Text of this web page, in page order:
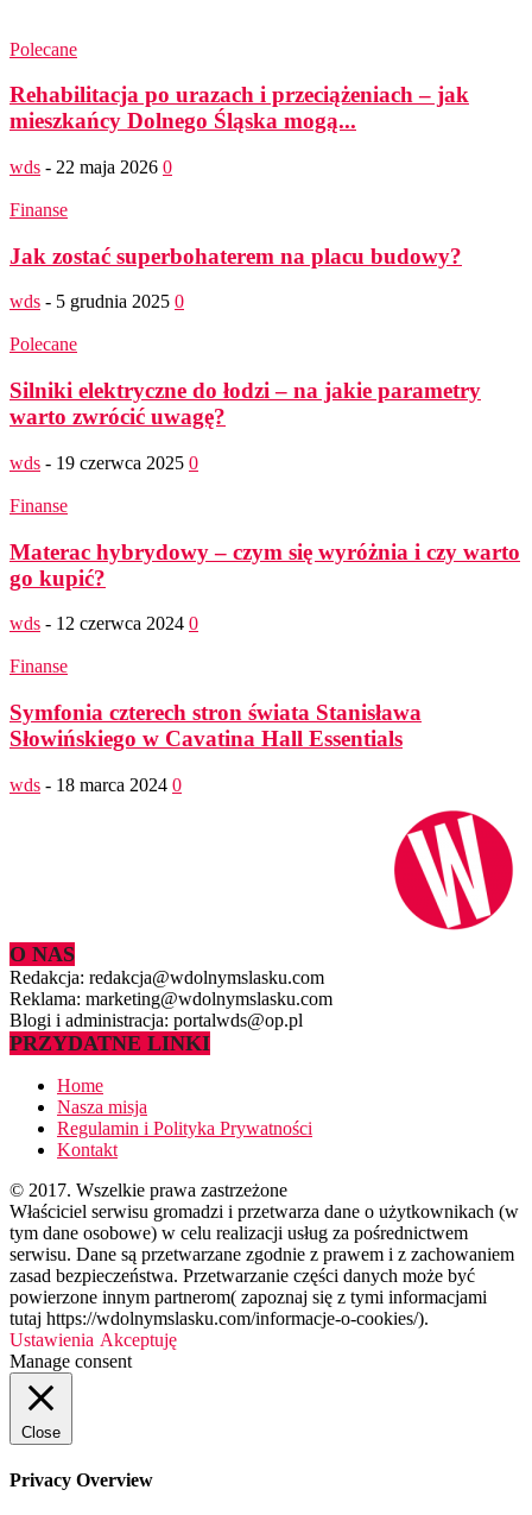
Polecane
Rehabilitacja po urazach i przeciążeniach – jak
mieszkańcy Dolnego Śląska mogą...
wds - 22 maja 2026 0
Finanse
Jak zostać superbohaterem na placu budowy?
wds - 5 grudnia 2025 0
Polecane
Silniki elektryczne do łodzi – na jakie parametry
warto zwrócić uwagę?
wds - 19 czerwca 2025 0
Finanse
Materac hybrydowy – czym się wyróżnia i czy warto
go kupić?
wds - 12 czerwca 2024 0
Finanse
Symfonia czterech stron świata Stanisława
Słowińskiego w Cavatina Hall Essentials
wds - 18 marca 2024 0
O NAS
Redakcja: redakcja@wdolnymslasku.com
Reklama: marketing@wdolnymslasku.com
Blogi i administracja: portalwds@op.pl
PRZYDATNE LINKI
Home
Nasza misja
Regulamin i Polityka Prywatności
Kontakt
© 2017. Wszelkie prawa zastrzeżone
Właściciel serwisu gromadzi i przetwarza dane o użytkownikach (w
tym dane osobowe) w celu realizacji usług za pośrednictwem
serwisu. Dane są przetwarzane zgodnie z prawem i z zachowaniem
zasad bezpieczeństwa. Przetwarzanie części danych może być
powierzone innym partnerom( zapoznaj się z tymi informacjami
tutaj https://wdolnymslasku.com/informacje-o-cookies/).
Ustawienia Akceptuję
Manage consent
Close
Privacy Overview